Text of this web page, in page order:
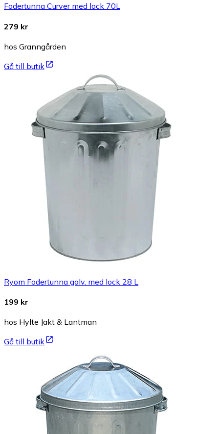
Fodertunna Curver med lock 70L
279 kr
hos Granngården
Gå till butik
Ryom Fodertunna galv. med lock 28 L
199 kr
hos Hylte Jakt & Lantman
Gå till butik